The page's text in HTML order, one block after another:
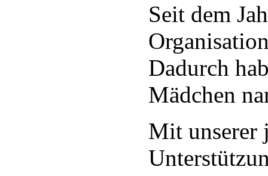
Seit dem
Dadurch
Mädchen
Mit unserer